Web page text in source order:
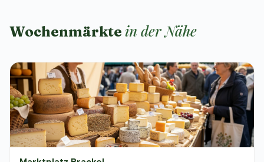
Wochenmärkte in der Nähe